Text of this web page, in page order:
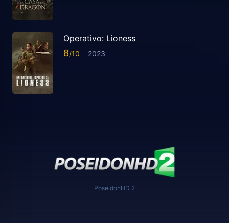
Operativo: Lioness
8 2023
PoseidonHD 2